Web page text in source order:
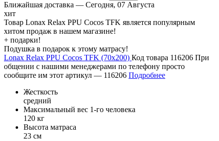
Ближайшая доставка — Сегодня, 07 Августа
хит
Товар Lonax Relax PPU Cocos TFK является популярным
хитом продаж в нашем магазине!
+ подарки!
Подушка в подарок к этому матрасу!
Lonax Relax PPU Cocos TFK (70х200) Код товара 116206 При
общении с нашими менеджерами по телефону просто
сообщите им этот артикул — 116206 Подробнее
Жесткость
средний
Максимальный вес 1-го человека
120 кг
Высота матраса
23 см